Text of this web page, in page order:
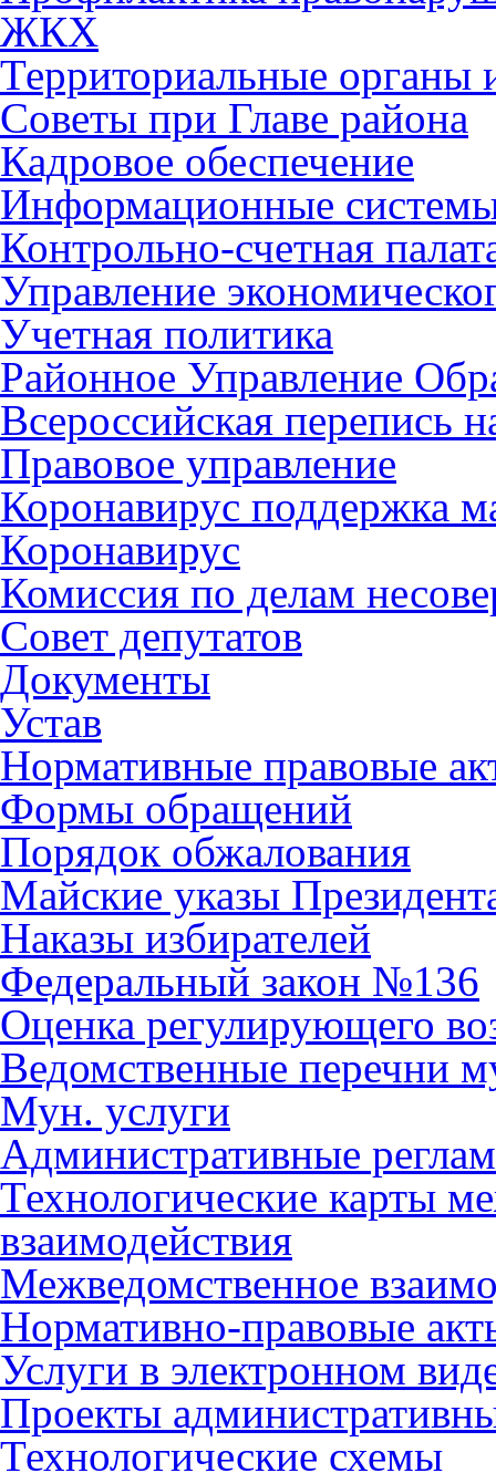
ЖКХ
Территориальные органы
Советы при Главе района
Кадровое обеспечение
Информационные
Контрольно-счетная
Управление
Учетная политика
Районное Управление
Всероссийская перепись
Правовое управление
Коронавирус поддержка
Коронавирус
Комиссия по делам
Совет депутатов
Документы
Устав
Нормативные правовые
Формы обращений
Порядок обжалования
Майские указы
Наказы избирателей
Федеральный закон №136
Оценка регулирующего
Ведомственные перечни
Мун. услуги
Административные
Технологические карты
взаимодействия
Межведомственное
Нормативно-правовые
Услуги в электронном
Проекты
Технологические схемы